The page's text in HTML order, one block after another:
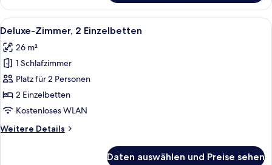
Zimmer,
1 King-
Bett
Schlafsofa
Alle
Fotos
für
Deluxe-
Zimmer,
2 Einzelbetten
anzeigen
Ein Hotelzimmer mit zwei Betten,
6
Deluxe-Zimmer, 2 Einzelbetten
26 m²
1 Schlafzimmer
Platz für 2 Personen
2 Einzelbetten
Kostenloses WLAN
Weitere Details
Weitere
Daten auswählen und Preise sehen